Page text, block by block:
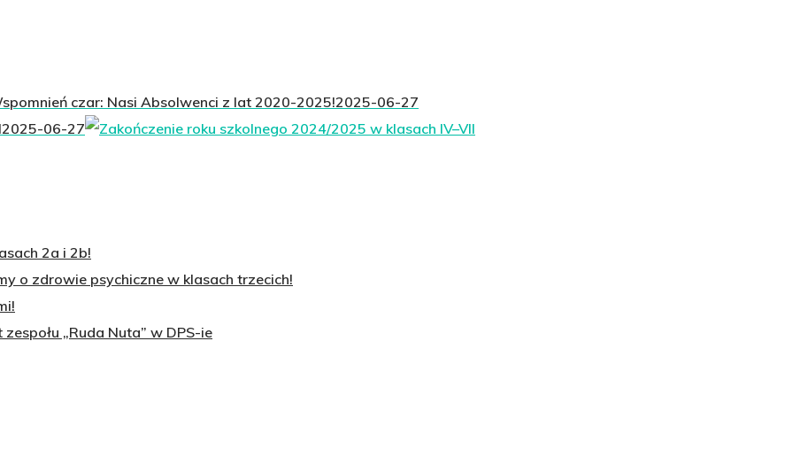
czar: Nasi Absolwenci z lat 2020-2025!2025-06-27
2025-06-27
2a i 2b!
o zdrowie psychiczne w klasach trzecich!
„Ruda Nuta” w DPS-ie